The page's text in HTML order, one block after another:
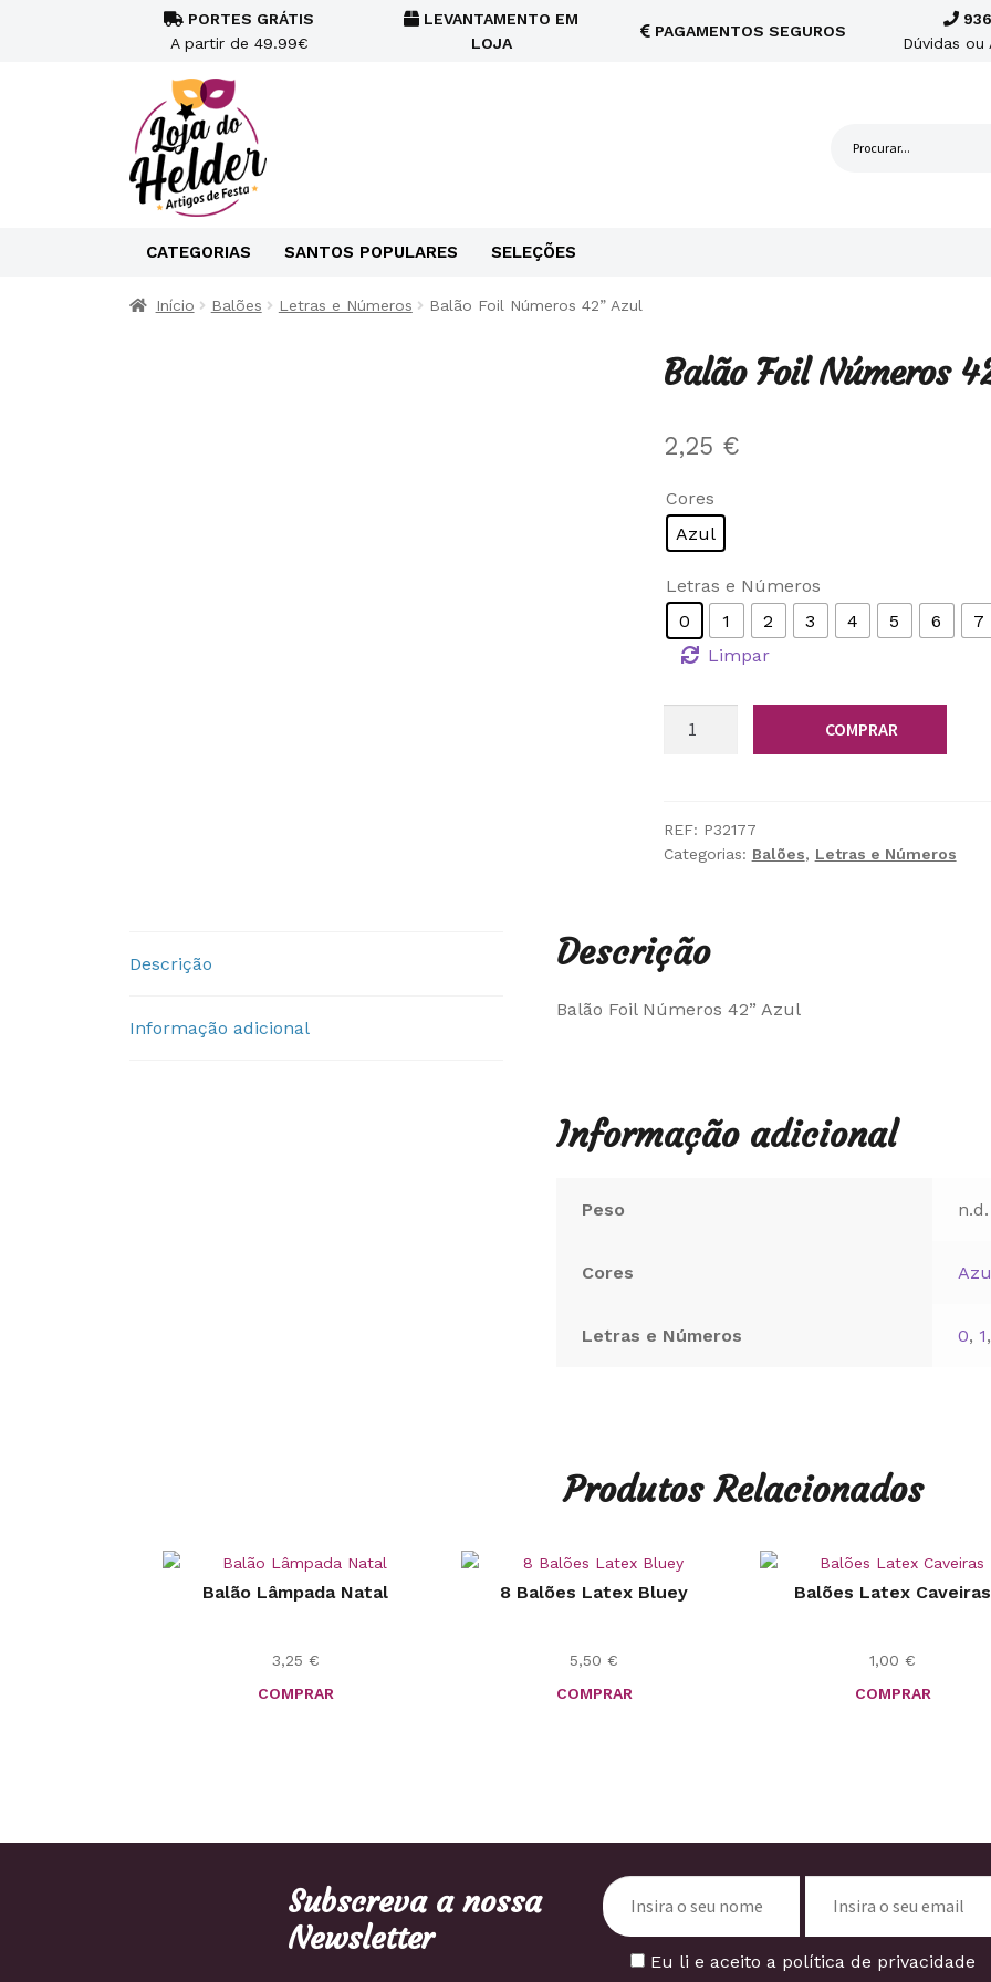
PORTES GRÁTIS
A partir de 49.99€
LEVANTAMENTO EM
LOJA
PAGAMENTOS SEGUROS
Dúvidas ou
CATEGORIAS SANTOS POPULARES SELEÇÕES
Início Balões Letras e Números Balão Foil Números 42” Azul
Balão Foil Números
2,25 €
Cores
Azul
Letras e Números
0
1 2 3 4 5 6
7
Limpar
Números
42''
COMPRAR
REF: P32177
Categorias: Balões, Letras e Números
Descrição
Informação adicional
Descrição
Balão Foil Números 42” Azul
Informação adicional
Peso n.d.
Cores
Letras e Números 0, 1
Produtos Relacionados
Balão Lâmpada Natal
3,25 €
COMPRAR
8 Balões Latex Bluey
5,50 €
COMPRAR
Balões Latex Caveiras
1,00 €
COMPRAR
Subscreva a nossa
Newsletter
Eu li e aceito a política de privacidade